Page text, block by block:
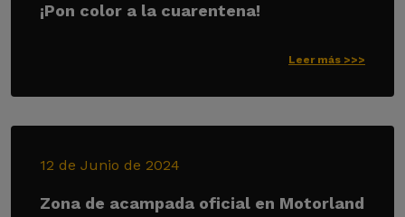
¡Pon color a la cuarentena!
Leer más >>>
12 de Junio de 2024
Zona de acampada oficial en Motorland